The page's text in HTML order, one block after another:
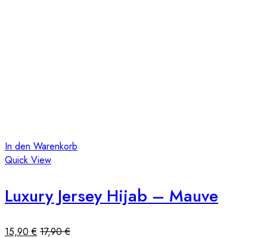
In den Warenkorb
Quick View
Luxury Jersey Hijab – Mauve
15,90€ 17,90€